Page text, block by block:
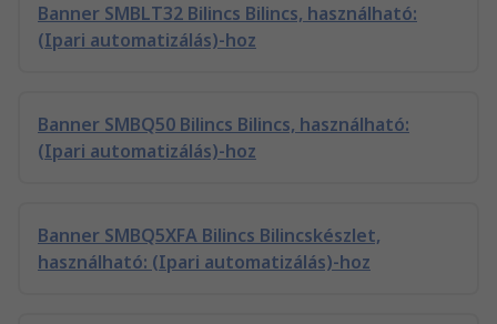
Banner SMBLT32 Bilincs Bilincs, használható:
(Ipari automatizálás)-hoz
Banner SMBQ50 Bilincs Bilincs, használható:
(Ipari automatizálás)-hoz
Banner SMBQ5XFA Bilincs Bilincskészlet,
használható: (Ipari automatizálás)-hoz